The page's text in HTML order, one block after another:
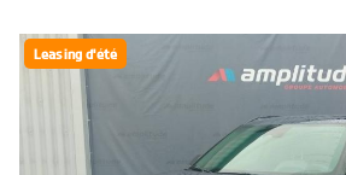
Leasing d'été